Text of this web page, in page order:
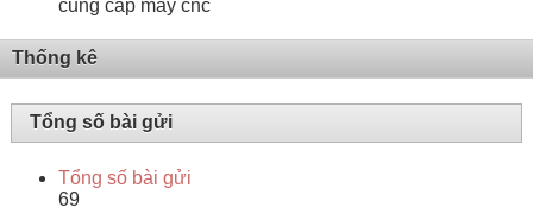
cung cấp máy cnc
Thống kê
Tổng số bài gửi
Tổng số bài gửi
69